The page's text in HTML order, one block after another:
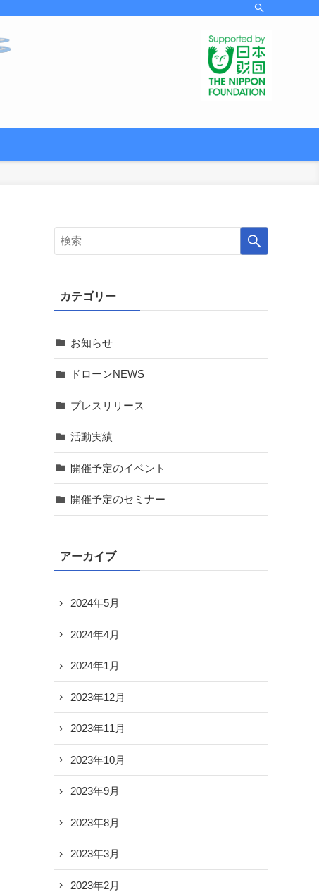
カテゴリー
お知らせ
ドローンNEWS
プレスリリース
活動実績
開催予定のイベント
開催予定のセミナー
アーカイブ
2024年5月
2024年4月
2024年1月
2023年12月
2023年11月
2023年10月
2023年9月
2023年8月
2023年3月
2023年2月